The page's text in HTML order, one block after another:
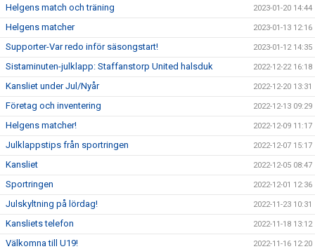
Helgens match och träning 2023-01-20 14:44
Helgens matcher 2023-01-13 12:16
Supporter-Var redo inför säsongstart! 2023-01-12 14:35
Sistaminuten-julklapp: Staffanstorp United halsduk 2022-12-22 16:18
Kansliet under Jul/Nyår 2022-12-20 13:31
Företag och inventering 2022-12-13 09:29
Helgens matcher! 2022-12-09 11:17
Julklappstips från sportringen 2022-12-07 15:17
Kansliet 2022-12-05 08:47
Sportringen 2022-12-01 12:36
Julskyltning på lördag! 2022-11-23 10:31
Kansliets telefon 2022-11-18 13:12
Välkomna till U19! 2022-11-16 12:20